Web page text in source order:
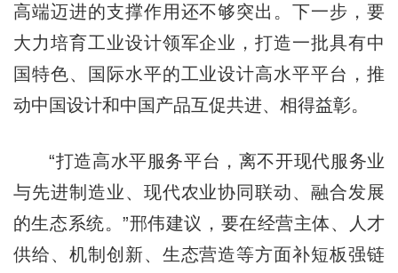
高端迈进的支撑作用还不够突出。下一步，要
大力培育工业设计领军企业，打造一批具有中
国特色、国际水平的工业设计高水平平台，推
动中国设计和中国产品互促共进、相得益彰。
“打造高水平服务平台，离不开现代服务业
与先进制造业、现代农业协同联动、融合发展
的生态系统。”邢伟建议，要在经营主体、人才
供给、机制创新、生态营造等方面补短板强链